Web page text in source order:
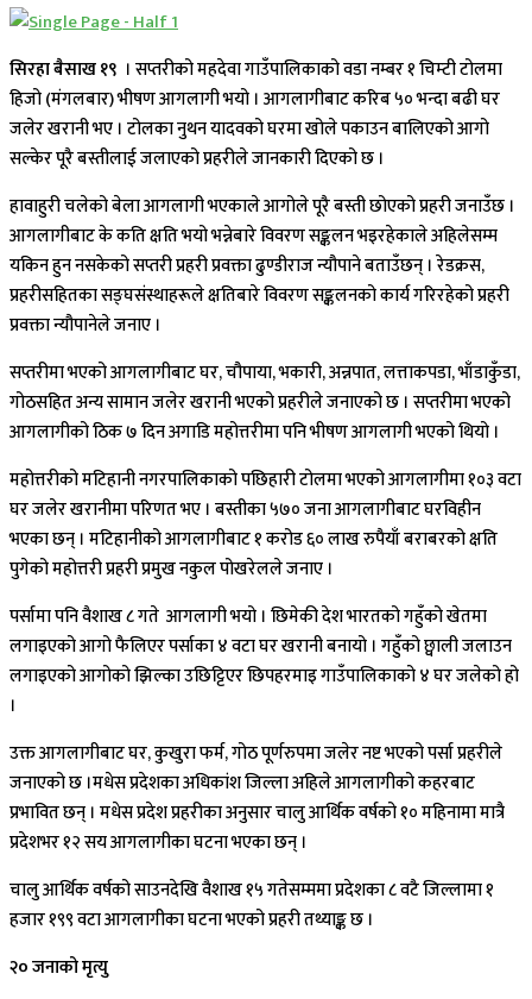
सिरहा बैसाख १९ । सप्तरीको महदेवा गाउँपालिकाको वडा नम्बर १ चिम्टी टोलमा
हिजो (मंगलबार) भीषण आगलागी भयो । आगलागीबाट करिब ५० भन्दा बढी घर
जलेर खरानी भए । टोलका नुथन यादवको घरमा खोले पकाउन बालिएको आगो
सल्केर पूरै बस्तीलाई जलाएको प्रहरीले जानकारी दिएको छ ।
हावाहुरी चलेको बेला आगलागी भएकाले आगोले पूरै बस्ती छोएको प्रहरी जनाउँछ ।
आगलागीबाट के कति क्षति भयो भन्नेबारे विवरण सङ्कलन भइरहेकाले अहिलेसम्म
यकिन हुन नसकेको सप्तरी प्रहरी प्रवक्ता ढुण्डीराज न्यौपाने बताउँछन् । रेडक्रस,
प्रहरीसहितका सङ्घसंस्थाहरूले क्षतिबारे विवरण सङ्कलनको कार्य गरिरहेको प्रहरी
प्रवक्ता न्यौपानेले जनाए ।
सप्तरीमा भएको आगलागीबाट घर, चौपाया, भकारी, अन्नपात, लत्ताकपडा, भाँडाकुँडा,
गोठसहित अन्य सामान जलेर खरानी भएको प्रहरीले जनाएको छ । सप्तरीमा भएको
आगलागीको ठिक ७ दिन अगाडि महोत्तरीमा पनि भीषण आगलागी भएको थियो ।
महोत्तरीको मटिहानी नगरपालिकाको पछिहारी टोलमा भएको आगलागीमा १०३ वटा
घर जलेर खरानीमा परिणत भए । बस्तीका ५७० जना आगलागीबाट घरविहीन
भएका छन् । मटिहानीको आगलागीबाट १ करोड ६० लाख रुपैयाँ बराबरको क्षति
पुगेको महोत्तरी प्रहरी प्रमुख नकुल पोखरेलले जनाए ।
पर्सामा पनि वैशाख ८ गते आगलागी भयो । छिमेकी देश भारतको गहुँको खेतमा
लगाइएको आगो फैलिएर पर्साका ४ वटा घर खरानी बनायो । गहुँको छ्वाली जलाउन
लगाइएको आगोको झिल्का उछिट्टिएर छिपहरमाइ गाउँपालिकाको ४ घर जलेको हो
।
उक्त आगलागीबाट घर, कुखुरा फर्म, गोठ पूर्णरुपमा जलेर नष्ट भएको पर्सा प्रहरीले
जनाएको छ ।मधेस प्रदेशका अधिकांश जिल्ला अहिले आगलागीको कहरबाट
प्रभावित छन् । मधेस प्रदेश प्रहरीका अनुसार चालु आर्थिक वर्षको १० महिनामा मात्रै
प्रदेशभर १२ सय आगलागीका घटना भएका छन् ।
चालु आर्थिक वर्षको साउनदेखि वैशाख १५ गतेसम्ममा प्रदेशका ८ वटै जिल्लामा १
हजार १९९ वटा आगलागीका घटना भएको प्रहरी तथ्याङ्क छ ।
२० जनाको मृत्यु